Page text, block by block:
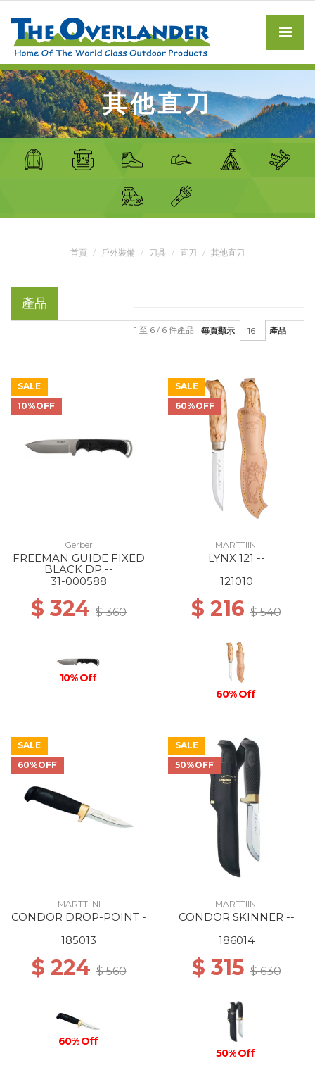
其他直刀
首頁 戶外裝備 刀具 直刀 其他直刀
產品
每頁顯示 產品
1 至 6 / 6 件產品
SALE
10%OFF
Gerber
FREEMAN GUIDE FIXED
BLACK DP --
31-000588
$ 324 $ 360
10% Off
SALE
60%OFF
MARTTIINI
LYNX 121 --
121010
$ 216 $ 540
60% Off
SALE
60%OFF
MARTTIINI
CONDOR DROP-POINT -
-
185013
$ 224$ 560
60% Off
SALE
50%OFF
MARTTIINI
CONDOR SKINNER --
186014
$ 315$ 630
50% Off